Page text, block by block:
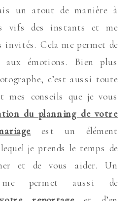
un atout de manière à
vifs des instants et me
invités. Cela me permet de
aux émotions. Bien plus
c’est aussi toute
mes conseils que je vous
du planning de votre
est un élément
je prends le temps de
et de vous aider. Un
me permet aussi de